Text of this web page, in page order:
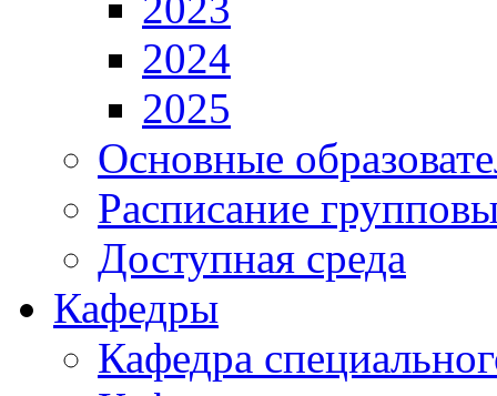
2024
2025
Основные
Расписание
Доступная среда
Кафедры
Кафедра